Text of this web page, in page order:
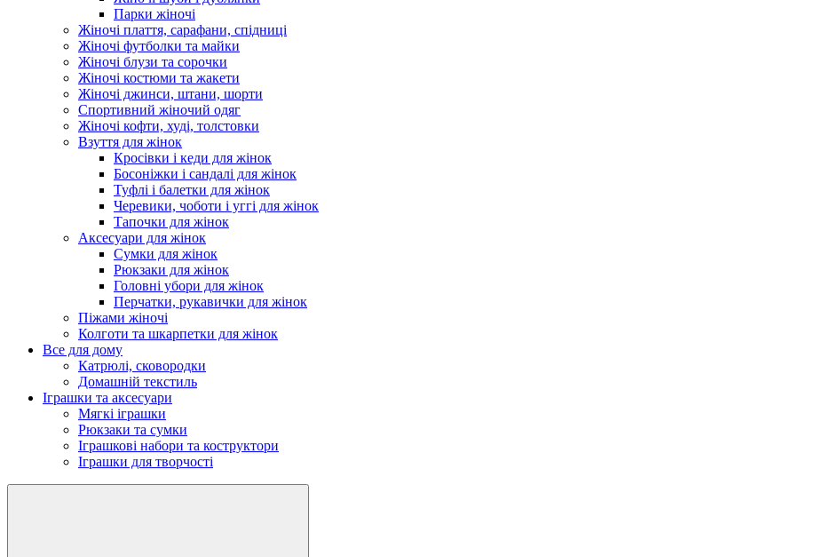
Парки жіночі
Жіночі плаття, сарафани, спідниці
Жіночі футболки та майки
Жіночі блузи та сорочки
Жіночі костюми та жакети
Жіночі джинси, штани, шорти
Спортивний жіночий одяг
Жіночі кофти, худі, толстовки
Взуття для жінок
Кросівки і кеди для жінок
Босоніжки і сандалі для жінок
Туфлі і балетки для жінок
Черевики, чоботи і уггі для жінок
Тапочки для жінок
Аксесуари для жінок
Сумки для жінок
Рюкзаки для жінок
Головні убори для жінок
Перчатки, рукавички для жінок
Піжами жіночі
Колготи та шкарпетки для жінок
Все для дому
Катрюлі, сковородки
Домашній текстиль
Іграшки та аксесуари
Мягкі іграшки
Рюкзаки та сумки
Іграшкові набори та коструктори
Іграшки для творчості